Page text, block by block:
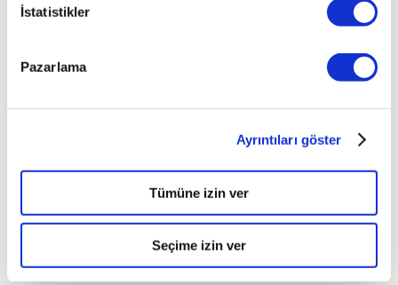
İstatistikler
Pazarlama
Ayrıntıları göster
Tümüne izin ver
Seçime izin ver